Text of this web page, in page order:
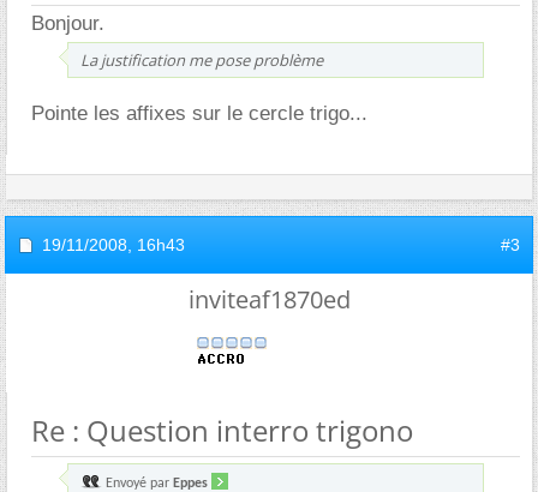
Bonjour.
La justification me pose problème
Pointe les affixes sur le cercle trigo...
19/11/2008, 16h43 #3
inviteaf1870ed
Re : Question interro trigono
Envoyé par Eppes